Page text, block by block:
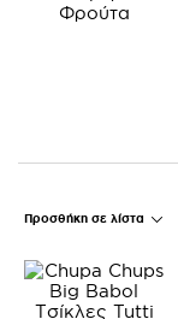
Προσθήκη σε λίστα